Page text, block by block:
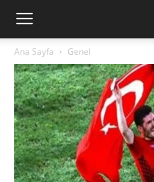
Ana Sayfa Genel